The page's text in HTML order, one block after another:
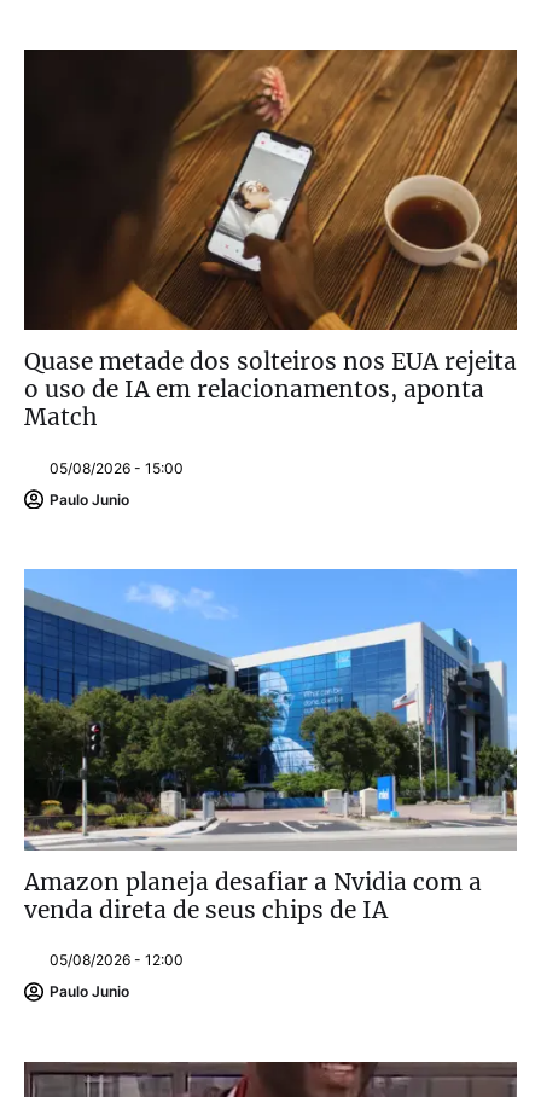
Quase metade dos solteiros nos EUA rejeita
o uso de IA em relacionamentos, aponta
Match
05/08/2026 - 15:00
Paulo Junio
Amazon planeja desafiar a Nvidia com a
venda direta de seus chips de IA
05/08/2026 - 12:00
Paulo Junio